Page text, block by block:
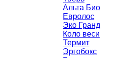
Альта Био
Евролос
Эко Гранд
Коло веси
Термит
Эргобокс